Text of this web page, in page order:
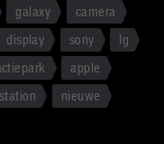
galaxy
camera
display sony
lg
apple
nieuwe